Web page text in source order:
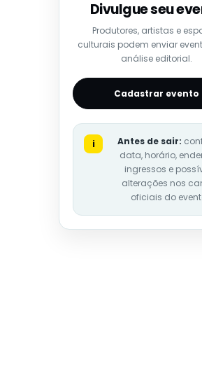
Divulgue seu
Produtores, artistas e
culturais podem enviar
análise editorial.
Cadastrar evento
i Antes de sair:
data, horário,
ingressos e
alterações nos
oficiais do